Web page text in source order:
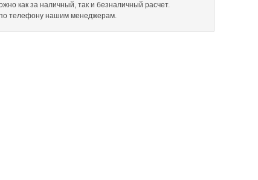
как за наличный, так и безналичный расчет.
телефону нашим менеджерам.